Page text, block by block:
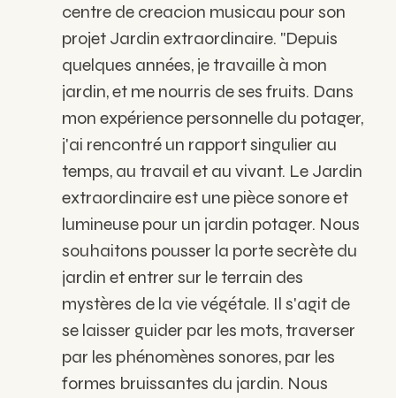
centre de creacion musicau pour son
projet Jardin extraordinaire. "Depuis
quelques années, je travaille à mon
jardin, et me nourris de ses fruits. Dans
mon expérience personnelle du potager,
j'ai rencontré un rapport singulier au
temps, au travail et au vivant. Le Jardin
extraordinaire est une pièce sonore et
lumineuse pour un jardin potager. Nous
souhaitons pousser la porte secrète du
jardin et entrer sur le terrain des
mystères de la vie végétale. Il s'agit de
se laisser guider par les mots, traverser
par les phénomènes sonores, par les
formes bruissantes du jardin. Nous